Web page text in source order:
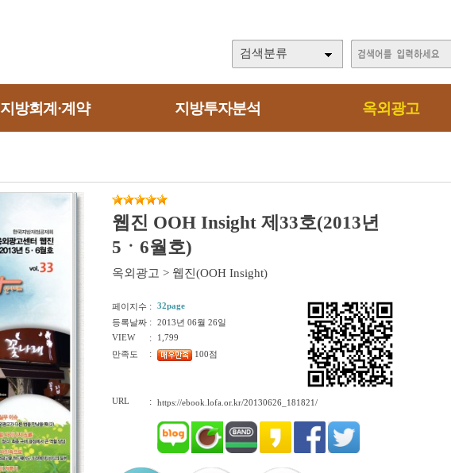
검색분류
지방회계·계약 지방투자분석 옥외광고
웹진 OOH Insight 제33호(2013년
5ㆍ6월호)
옥외광고 > 웹진(OOH Insight)
페이지수 : 32page
등록날짜 : 2013년 06월 26일
VIEW
:
1,799
만족도
: 100점
URL : https://ebook.lofa.or.kr/20130626_181821/